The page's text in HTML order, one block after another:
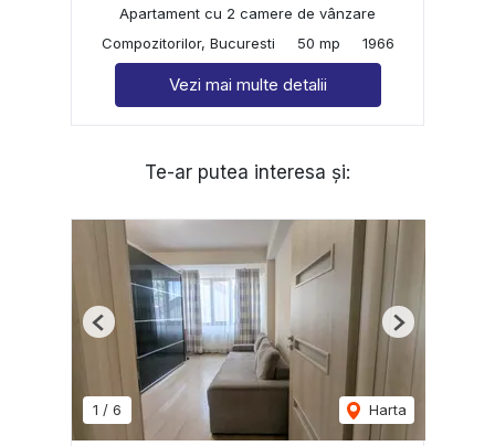
Apartament cu 2 camere de vânzare
Compozitorilor, Bucuresti
50 mp 1966
Vezi mai multe detalii
Te-ar putea interesa și:
1 / 6 Harta
Previous Next